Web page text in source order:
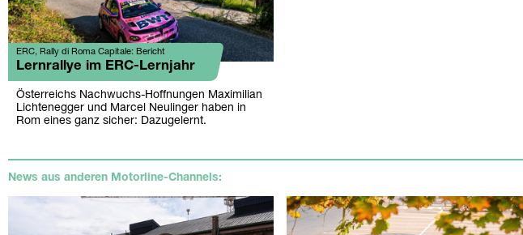
ERC, Rally di Roma Capitale: Bericht
Lernrallye im ERC-Lernjahr
Österreichs Nachwuchs-Hoffnungen Maximilian
Lichtenegger und Marcel Neulinger haben in
Rom eines ganz sicher: Dazugelernt.
News aus anderen Motorline-Channels: